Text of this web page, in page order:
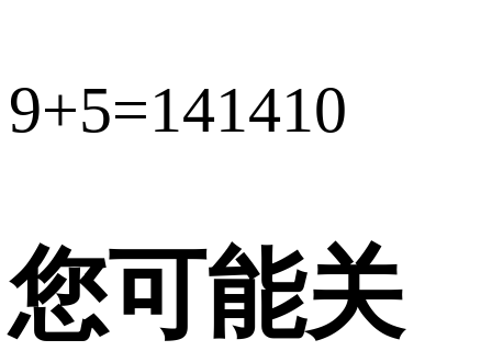
9+5=141410
您可能关